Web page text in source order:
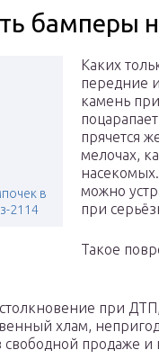
бамперы
в
2114
Каких
передние
камень
прячется
мелочах,
можно
при
Такое
при ДТП,
хлам,
свободной продаже